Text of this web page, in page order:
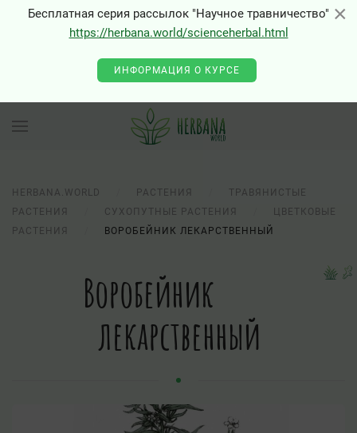
×
Бесплатная серия рассылок "Научное травничество"
https://herbana.world/scienceherbal.html
ИНФОРМАЦИЯ О КУРСЕ
HERBANA.WORLD РАСТЕНИЯ
ТРАВЯНИСТЫЕ
РАСТЕНИЯ
СУХОПУТНЫЕ РАСТЕНИЯ
ЦВЕТКОВЫЕ
РАСТЕНИЯ
ВОРОБЕЙНИК ЛЕКАРСТВЕННЫЙ
Воробейник
лекарственный
×